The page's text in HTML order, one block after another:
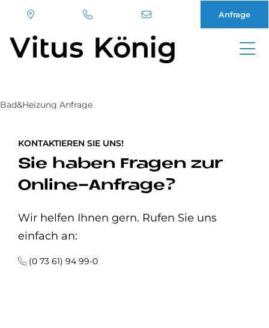
Anfrage
Bad&Heizung Anfrage
KONTAKTIEREN SIE UNS!
Sie haben Fragen zur
Online-Anfrage?
Wir helfen Ihnen gern. Rufen Sie uns
einfach an:
(0 73 61) 94 99-0